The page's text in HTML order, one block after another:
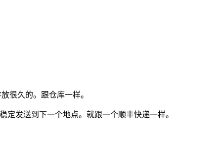
很久的。跟仓库一样。
发送到下一个地点。就跟一个顺丰快递一样。